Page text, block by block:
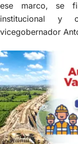
ese marco, se
institucional y
vicegobernador